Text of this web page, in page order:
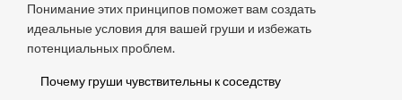
Понимание этих принципов поможет вам создать
идеальные условия для вашей груши и избежать
потенциальных проблем.
Почему груши чувствительны к соседству